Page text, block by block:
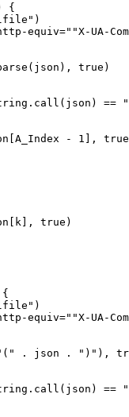
{
equiv=""X-UA-
true)
==
- 1],
true)
{
equiv=""X-UA-
. json . ")"),
==